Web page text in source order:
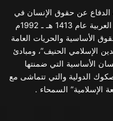
عن حقوق الإنسان في
شبه الجزيرة العربية عام 1413 هـ ـ 1992م
الأساسية والحريات العامة
الإسلامي الحنيف”، ومبادئ
الأساسية التي ضمنتها
الدولية والتي تتماشى مع
الإسلامية” السمحاء .